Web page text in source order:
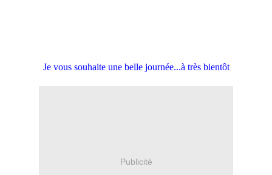
Je vous souhaite une belle journée...à très bientôt
Publicité